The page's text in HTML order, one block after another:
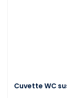
Cuvette WC